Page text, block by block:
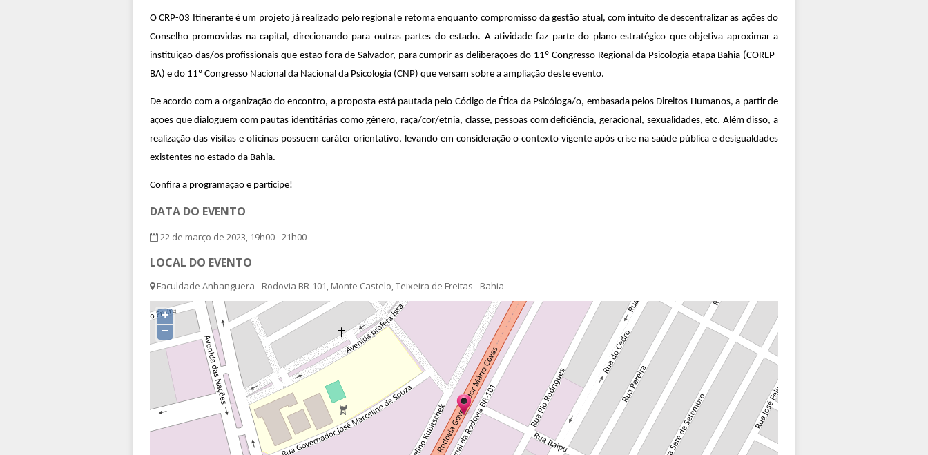
O CRP-03 Itinerante é um projeto já realizado pelo regional e retoma enquanto compromisso da gestão atual, com intuito de descentralizar as ações do
Conselho promovidas na capital, direcionando para outras partes do estado. A atividade faz parte do plano estratégico que objetiva aproximar a
instituição das/os profissionais que estão fora de Salvador, para cumprir as deliberações do 11º Congresso Regional da Psicologia etapa Bahia (COREP-
BA) e do 11º Congresso Nacional da Nacional da Psicologia (CNP) que versam sobre a ampliação deste evento.
De acordo com a organização do encontro, a proposta está pautada pelo Código de Ética da Psicóloga/o, embasada pelos Direitos Humanos, a partir de
ações que dialoguem com pautas identitárias como gênero, raça/cor/etnia, classe, pessoas com deficiência, geracional, sexualidades, etc. Além disso, a
realização das visitas e oficinas possuem caráter orientativo, levando em consideração o contexto vigente após crise na saúde pública e desigualdades
existentes no estado da Bahia.
Confira a programação e participe!
DATA DO EVENTO
22 de março de 2023, 19h00 - 21h00
LOCAL DO EVENTO
Faculdade Anhanguera - Rodovia BR-101, Monte Castelo, Teixeira de Freitas - Bahia
+
−